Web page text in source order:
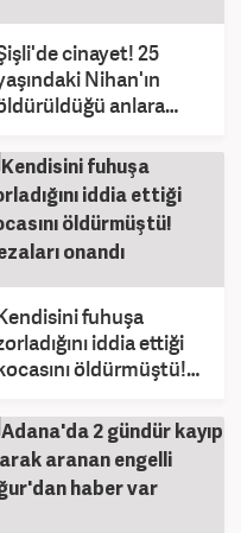
cinayet! 25
Nihan'ın
anlara
fuhuşa
iddia ettiği
öldürmüştü!